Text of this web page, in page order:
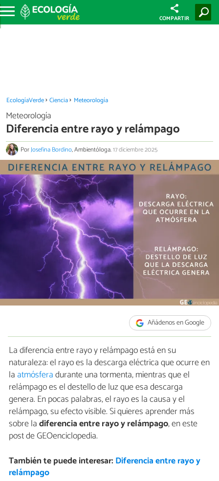
COMPARTIR
EcologíaVerde Ciencia Meteorología
Meteorología
Diferencia entre rayo y relámpago
PorJosefina Bordino, Ambientóloga.17 diciembre 2025
Añádenos en Google
La diferencia entre rayo y relámpago está en su
naturaleza: el rayo es la descarga eléctrica que ocurre en
la atmósferadurante una tormenta, mientras que el
relámpago es el destello de luz que esa descarga
genera. En pocas palabras, el rayo es la causa y el
relámpago, su efecto visible. Si quieres aprender más
sobre ladiferencia entre rayo y relámpago, en este
post de GEOenciclopedia.
También te puede interesar: Diferencia entre rayo y
relámpago